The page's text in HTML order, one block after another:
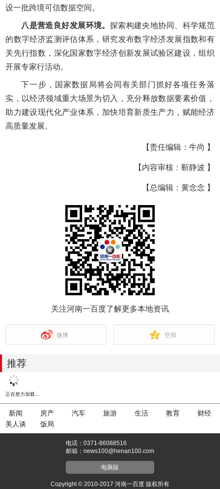
设一批跨境可信数据空间。
八是营造良好发展环境。 探索构建央地协同、科学规范
的数字经济监测评估体系，研究发布数字经济发展指数和有
关先行指数，深化国家数字经济创新发展试验区建设，组织
开展专家行活动。
下一步，国家数据局将会同有关部门抓好各项任务落
实，以经济领域重大场景为切入，充分释放数据要素价值，
助力建设现代化产业体系，加快培育新质生产力，赋能经济
高质量发展。
【责任编辑：牛尚 】
【内容审核：靳静波 】
【总编辑：黄念念 】
关注河南一百度了解更多本地资讯
微博 空间
推荐
正在努力加载...
新闻 房产 汽车 旅游 生活 教育
财经
美人谈
饭局
电话：0371-86088516
邮箱：news100@henan100.com
电脑版
Copyright © 2010-2017 河南一百度 版权所有